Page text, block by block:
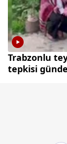
Trabzonlu
tepkisi